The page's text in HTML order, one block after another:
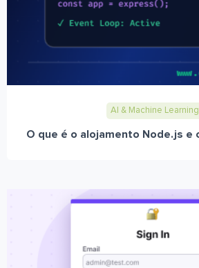
AI & Machine Learning
O que é o alojamento Node.js e